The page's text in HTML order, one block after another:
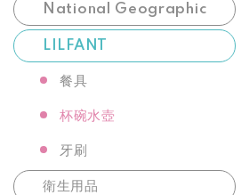
National Geographic
LILFANT
餐具
杯碗水壺
牙刷
衛生用品